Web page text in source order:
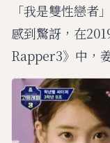
「我是雙性戀者
感到驚訝，在
Rapper3》中，